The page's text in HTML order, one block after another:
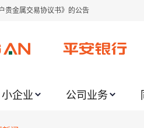
业务风险提示的通知
的提示
险防范的提示
小企业 公司业务